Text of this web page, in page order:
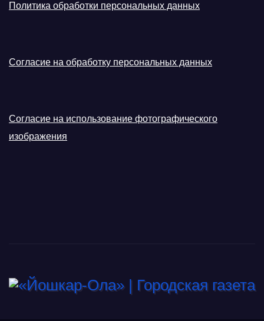
Политика обработки персональных данных
Согласие на обработку персональных данных
Согласие на использование фотографического
изображения